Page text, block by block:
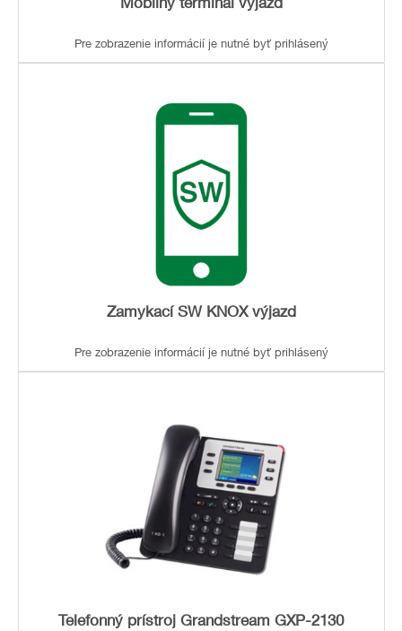
Mobilný terminál výjazd
Pre zobrazenie informácií je nutné byť prihlásený
Zamykací SW KNOX výjazd
Pre zobrazenie informácií je nutné byť prihlásený
Telefonný prístroj Grandstream GXP-2130